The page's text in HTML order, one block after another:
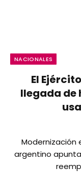
NACIONALES
El
llegada de
Modernización
argentino